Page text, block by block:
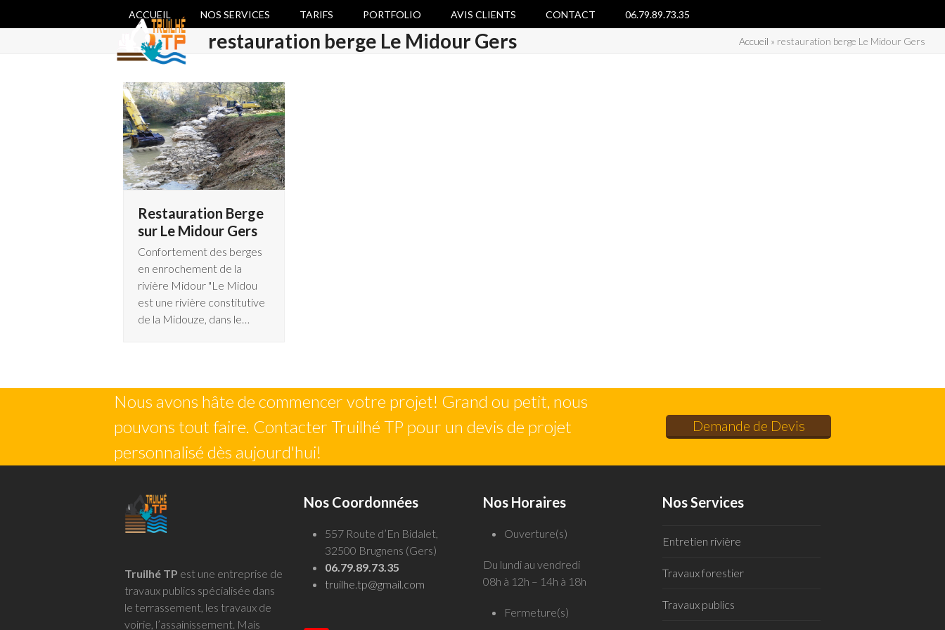
ACCUEIL NOS SERVICES TARIFS PORTFOLIO AVIS CLIENTS CONTACT 06.79.89.73.35
restauration berge Le Midour Gers Accueil » restauration berge Le Midour Gers
Restauration Berge
sur Le Midour Gers
Confortement des berges
en enrochement de la
rivière Midour "Le Midou
est une rivière constitutive
de la Midouze, dans le…
Nous avons hâte de commencer votre projet! Grand ou petit, nous
pouvons tout faire. Contacter Truilhé TP pour un devis de projet
personnalisé dès aujourd'hui!
Demande de Devis
Truilhé TP est une entreprise de
travaux publics spécialisée dans
le terrassement, les travaux de
voirie, l’assainissement. Mais
Nos Coordonnées
557 Route d’En Bidalet,
32500 Brugnens (Gers)
06.79.89.73.35
truilhe.tp@gmail.com
Nos Horaires
Ouverture(s)
Du lundi au vendredi
08h à 12h – 14h à 18h
Fermeture(s)
Nos Services
Entretien rivière
Travaux forestier
Travaux publics